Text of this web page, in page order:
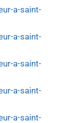
a-saint-
a-saint-
a-saint-
a-saint-
a-saint-